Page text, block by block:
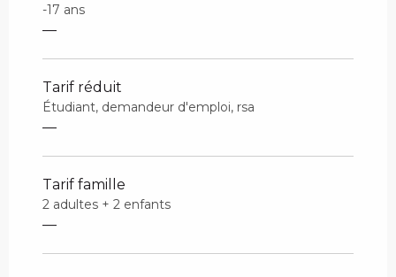
-17 ans
—
Tarif réduit
Étudiant, demandeur d'emploi, rsa
—
Tarif famille
2 adultes + 2 enfants
—